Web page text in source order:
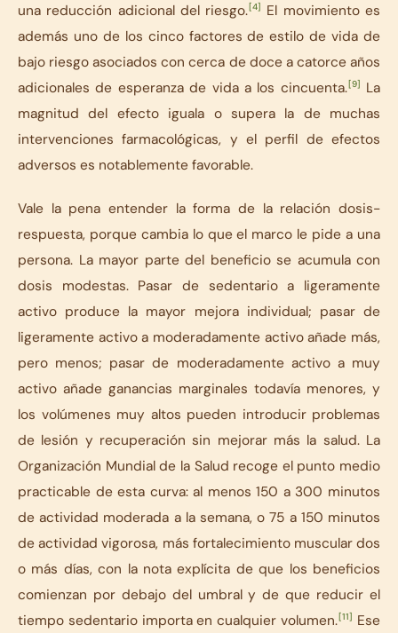
una reducción adicional del riesgo.[4]
El movimiento es
además uno de los cinco factores de estilo de vida de
bajo riesgo asociados con cerca de doce a catorce años
adicionales de esperanza de vida a los cincuenta.[9]
La
magnitud del efecto iguala o supera la de muchas
intervenciones farmacológicas, y el perfil de efectos
adversos es notablemente favorable.
Vale la pena entender la forma de la relación dosis-
respuesta, porque cambia lo que el marco le pide a una
persona. La mayor parte del beneficio se acumula con
dosis modestas. Pasar de sedentario a ligeramente
activo produce la mayor mejora individual; pasar de
ligeramente activo a moderadamente activo añade más,
pero menos; pasar de moderadamente activo a muy
activo añade ganancias marginales todavía menores, y
los volúmenes muy altos pueden introducir problemas
de lesión y recuperación sin mejorar más la salud. La
Organización Mundial de la Salud recoge el punto medio
practicable de esta curva: al menos 150 a 300 minutos
de actividad moderada a la semana, o 75 a 150 minutos
de actividad vigorosa, más fortalecimiento muscular dos
o más días, con la nota explícita de que los beneficios
comienzan por debajo del umbral y de que reducir el
tiempo sedentario importa en cualquier volumen.[11]
Ese